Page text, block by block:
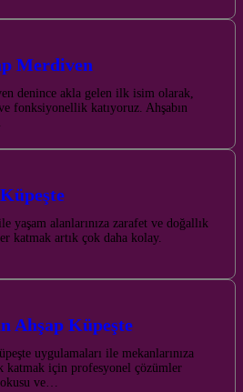
Merdiven
denince akla gelen ilk isim olarak,
fonksiyonellik katıyoruz. Ahşabın
yaşam alanlarınıza zarafet ve doğallık
katmak artık çok daha kolay.
Ahşap Küpeşte
uygulamaları ile mekanlarınıza
katmak için profesyonel çözümler
ve…